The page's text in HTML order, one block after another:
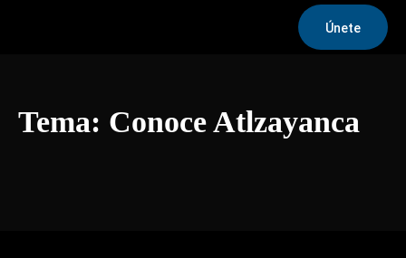
Únete
Tema: Conoce Atlzayanca